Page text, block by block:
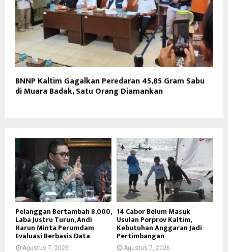
BNNP Kaltim Gagalkan Peredaran 45,85 Gram Sabu
di Muara Badak, Satu Orang Diamankan
Pelanggan Bertambah 8.000,
Laba Justru Turun, Andi
Harun Minta Perumdam
Evaluasi Berbasis Data
Agustus 7, 2026
14 Cabor Belum Masuk
Usulan Porprov Kaltim,
Kebutuhan Anggaran Jadi
Pertimbangan
Agustus 7, 2026